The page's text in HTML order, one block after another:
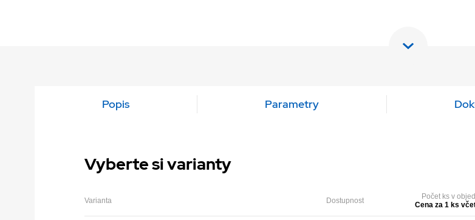
Popis Parametry
Vyberte si varianty
Varianta Dostupnost
Počet ks v
Cena za 1 ks